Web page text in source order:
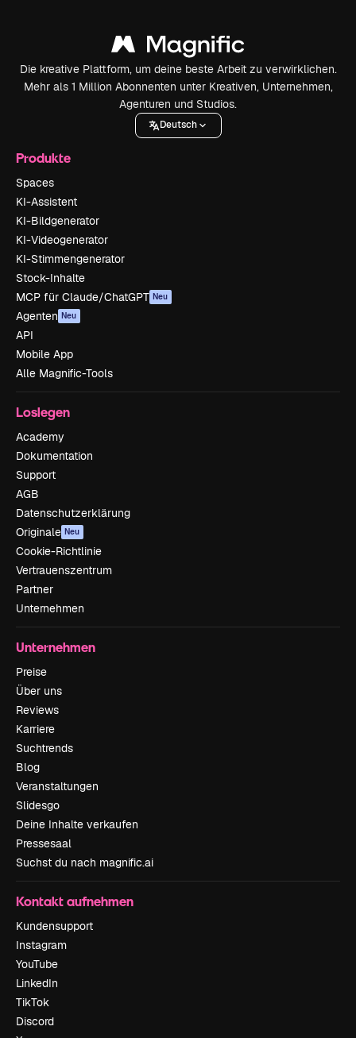
Die kreative Plattform, um deine beste Arbeit zu verwirklichen.
Mehr als 1 Million Abonnenten unter Kreativen, Unternehmen,
Agenturen und Studios.
Deutsch
Produkte
Spaces
KI-Assistent
KI-Bildgenerator
KI-Videogenerator
KI-Stimmengenerator
Stock-Inhalte
MCP für Claude/ChatGPT Neu
Agenten Neu
API
Mobile App
Alle Magnific-Tools
Loslegen
Academy
Dokumentation
Support
AGB
Datenschutzerklärung
Originale Neu
Cookie-Richtlinie
Vertrauenszentrum
Partner
Unternehmen
Unternehmen
Preise
Über uns
Reviews
Karriere
Suchtrends
Blog
Veranstaltungen
Slidesgo
Deine Inhalte verkaufen
Pressesaal
Suchst du nach magnific.ai
Kontakt aufnehmen
Kundensupport
Instagram
YouTube
LinkedIn
TikTok
Discord